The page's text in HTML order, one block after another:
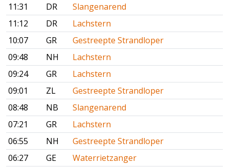
11:31
DR
Slangenarend
11:12
DR
Lachstern
10:07
GR
Gestreepte Strandloper
09:48
NH
Lachstern
09:24
GR
Lachstern
09:01
ZL
Gestreepte Strandloper
08:48
NB
Slangenarend
07:21
GR
Lachstern
06:55
NH
Gestreepte Strandloper
06:27
GE
Waterrietzanger